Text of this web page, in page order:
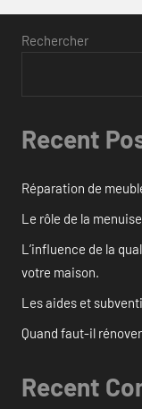
Rechercher
Recent
Réparation de
Le rôle de la
L’influence de la
votre maison.
Les aides et
Quand faut-il
Recent